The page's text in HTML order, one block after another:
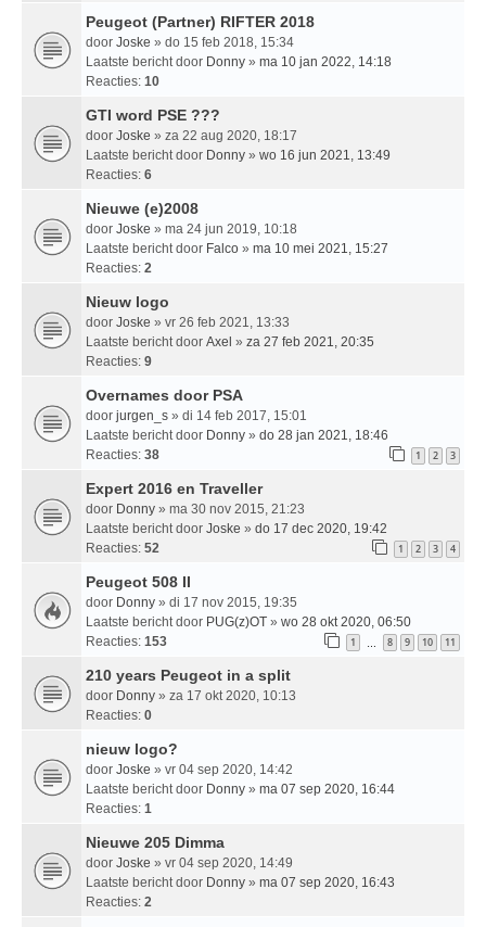
Peugeot (Partner) RIFTER 2018
door Joske » do 15 feb 2018, 15:34
Laatste bericht door Donny » ma 10 jan 2022, 14:18
Reacties: 10
GTI word PSE ???
door Joske » za 22 aug 2020, 18:17
Laatste bericht door Donny » wo 16 jun 2021, 13:49
Reacties: 6
Nieuwe (e)2008
door Joske » ma 24 jun 2019, 10:18
Laatste bericht door Falco » ma 10 mei 2021, 15:27
Reacties: 2
Nieuw logo
door Joske » vr 26 feb 2021, 13:33
Laatste bericht door Axel » za 27 feb 2021, 20:35
Reacties: 9
Overnames door PSA
door jurgen_s » di 14 feb 2017, 15:01
Laatste bericht door Donny » do 28 jan 2021, 18:46
Reacties: 38 1 2 3
Expert 2016 en Traveller
door Donny » ma 30 nov 2015, 21:23
Laatste bericht door Joske » do 17 dec 2020, 19:42
Reacties: 52 1 2 3 4
Peugeot 508 II
door Donny » di 17 nov 2015, 19:35
Laatste bericht door PUG(z)OT » wo 28 okt 2020, 06:50
Reacties: 153 1 … 8 9 10 11
210 years Peugeot in a split
door Donny » za 17 okt 2020, 10:13
Reacties: 0
nieuw logo?
door Joske » vr 04 sep 2020, 14:42
Laatste bericht door Donny » ma 07 sep 2020, 16:44
Reacties: 1
Nieuwe 205 Dimma
door Joske » vr 04 sep 2020, 14:49
Laatste bericht door Donny » ma 07 sep 2020, 16:43
Reacties: 2